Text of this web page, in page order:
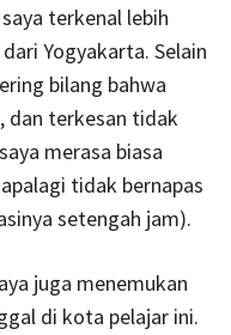
terkenal lebih
Yogyakarta. Selain
bilang bahwa
dan terkesan tidak
merasa biasa
tidak bernapas
setengah jam).
juga menemukan
di kota pelajar ini.